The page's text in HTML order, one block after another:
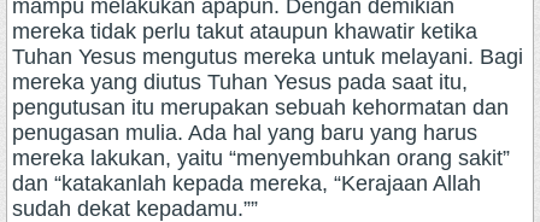
mampu melakukan apapun. Dengan demikian
mereka tidak perlu takut ataupun khawatir ketika
Tuhan Yesus mengutus mereka untuk melayani. Bagi
mereka yang diutus Tuhan Yesus pada saat itu,
pengutusan itu merupakan sebuah kehormatan dan
penugasan mulia. Ada hal yang baru yang harus
mereka lakukan, yaitu “menyembuhkan orang sakit”
dan “katakanlah kepada mereka, “Kerajaan Allah
sudah dekat kepadamu.””